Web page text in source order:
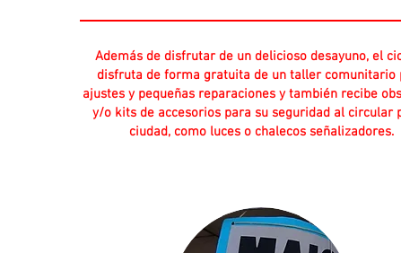
Además de disfrutar de un delicioso desayuno, el
disfruta de forma gratuita de un taller comunitario
ajustes y pequeñas reparaciones y también recibe
y/o kits de accesorios para su seguridad al circular
ciudad, como luces o chalecos señalizadores.